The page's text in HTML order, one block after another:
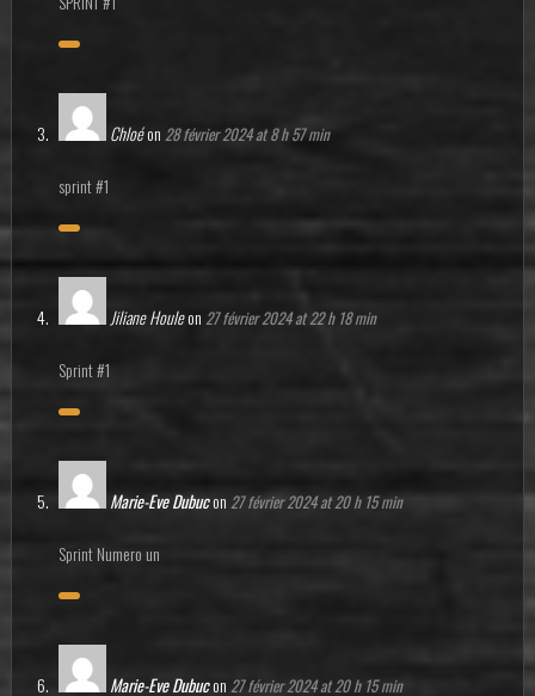
Chloéon 28 février 2024 at 8 h 57 min
sprint #1
Jiliane Houleon 27 février 2024 at 22 h 18 min
Sprint #1
Marie-Eve Dubucon 27 février 2024 at 20 h 15 min
Sprint Numero un
Marie-Eve Dubucon 27 février 2024 at 20 h 15 min